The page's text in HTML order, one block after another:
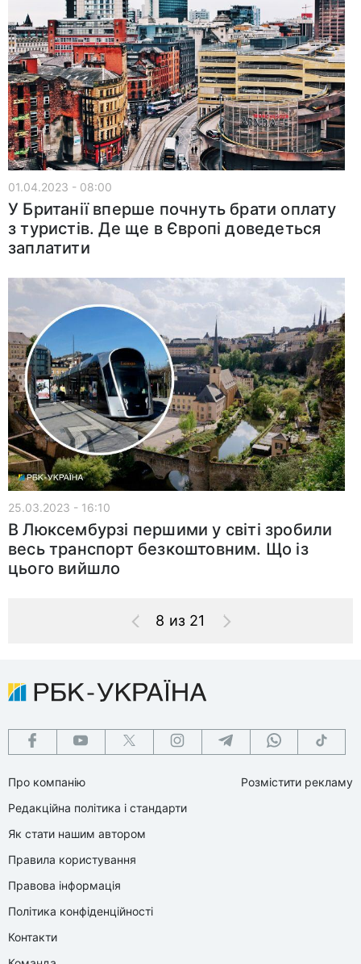
01.04.2023 - 08:00
У Британії вперше почнуть брати оплату
з туристів. Де ще в Європі доведеться
заплатити
25.03.2023 - 16:10
В Люксембурзі першими у світі зробили
весь транспорт безкоштовним. Що із
цього вийшло
8 из 21
Про компанію
Редакційна політика і стандарти
Як стати нашим автором
Правила користування
Правова інформація
Політика конфіденційності
Контакти
Розмістити рекламу